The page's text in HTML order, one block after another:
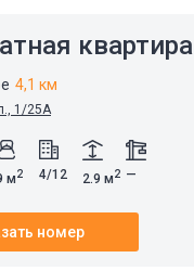
квартира
4,1 км
1/25А
м2 4/12 2.9 м2 —
номер